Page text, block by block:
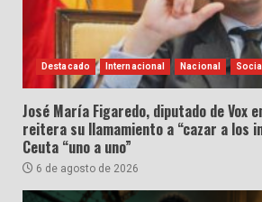
Destacado Internacional Nacional Social
José María Figaredo, diputado de Vox
reitera su llamamiento a “cazar a los
Ceuta “uno a uno”
6 de agosto de 2026